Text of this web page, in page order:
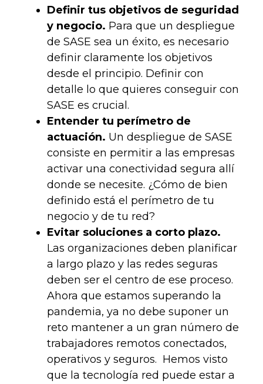
Definir tus objetivos de seguridad
y negocio. Para que un despliegue
de SASE sea un éxito, es necesario
definir claramente los objetivos
desde el principio. Definir con
detalle lo que quieres conseguir con
SASE es crucial.
Entender tu perímetro de
actuación. Un despliegue de SASE
consiste en permitir a las empresas
activar una conectividad segura allí
donde se necesite. ¿Cómo de bien
definido está el perímetro de tu
negocio y de tu red?
Evitar soluciones a corto plazo.
Las organizaciones deben planificar
a largo plazo y las redes seguras
deben ser el centro de ese proceso.
Ahora que estamos superando la
pandemia, ya no debe suponer un
reto mantener a un gran número de
trabajadores remotos conectados,
operativos y seguros. Hemos visto
que la tecnología red puede estar a